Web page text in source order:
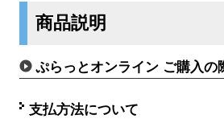
商品説明
ぷらっとオンライン ご購入の
支払方法について